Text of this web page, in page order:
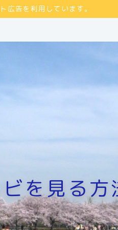
広告を利用しています。
を見る方